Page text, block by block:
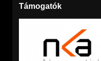
Támogatók